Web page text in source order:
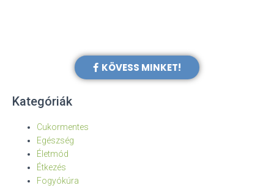
KÖVESS MINKET!
Kategóriák
Cukormentes
Egészség
Életmód
Étkezés
Fogyókúra